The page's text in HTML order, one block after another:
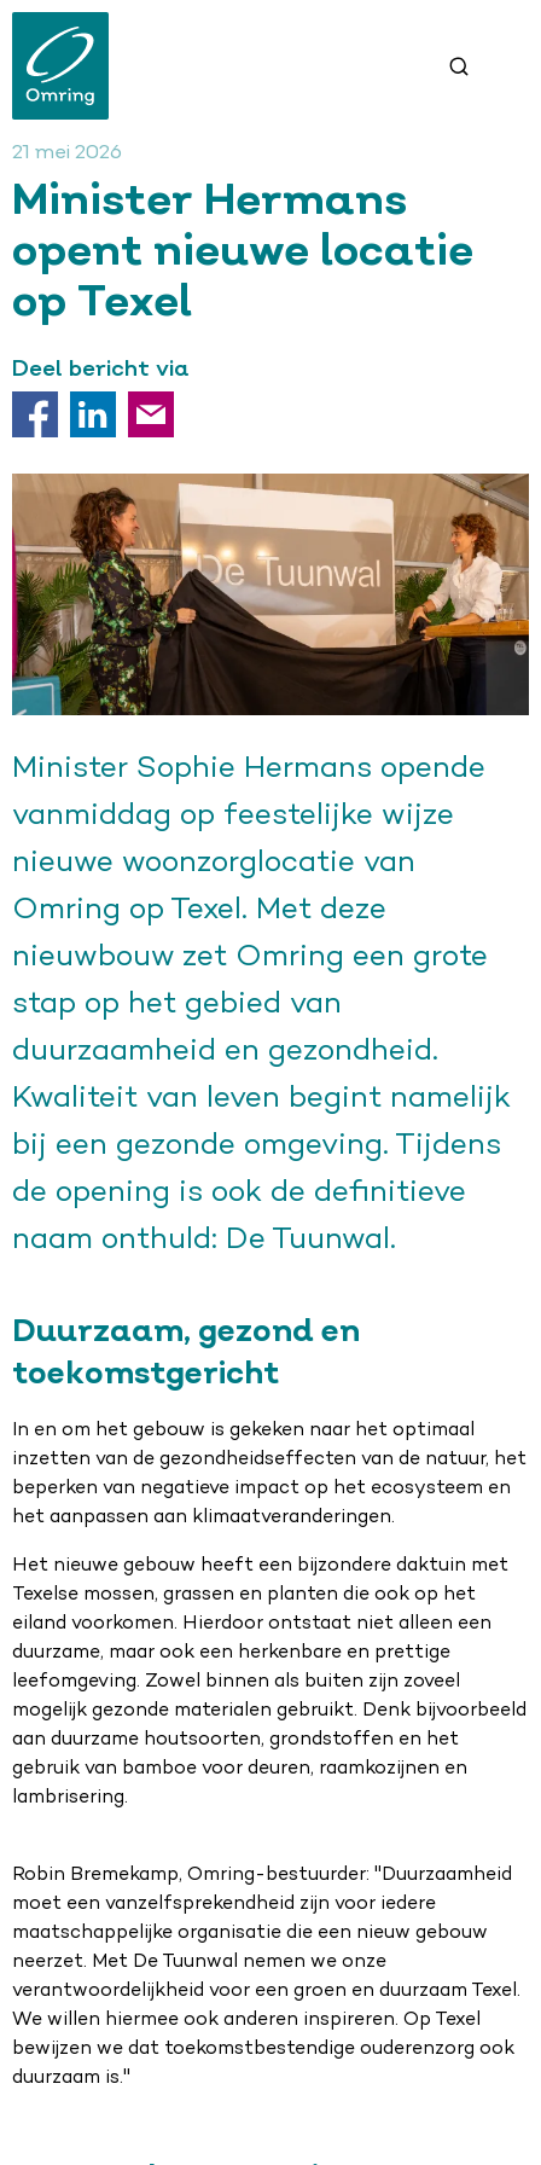
naar
21 mei 2026
Minister Hermans
opent nieuwe locatie
op Texel
Deel bericht via
Minister Sophie Hermans opende
vanmiddag op feestelijke wijze
nieuwe woonzorglocatie van
Omring op Texel. Met deze
nieuwbouw zet Omring een grote
stap op het gebied van
duurzaamheid en gezondheid.
Kwaliteit van leven begint namelijk
bij een gezonde omgeving. Tijdens
de opening is ook de definitieve
naam onthuld: De Tuunwal.
Duurzaam, gezond en
toekomstgericht
In en om het gebouw is gekeken naar het optimaal
inzetten van de gezondheidseffecten van de natuur, het
beperken van negatieve impact op het ecosysteem en
het aanpassen aan klimaatveranderingen.
Het nieuwe gebouw heeft een bijzondere daktuin met
Texelse mossen, grassen en planten die ook op het
eiland voorkomen. Hierdoor ontstaat niet alleen een
duurzame, maar ook een herkenbare en prettige
leefomgeving. Zowel binnen als buiten zijn zoveel
mogelijk gezonde materialen gebruikt. Denk bijvoorbeeld
aan duurzame houtsoorten, grondstoffen en het
gebruik van bamboe voor deuren, raamkozijnen en
lambrisering.
Robin Bremekamp, Omring-bestuurder: "Duurzaamheid
moet een vanzelfsprekendheid zijn voor iedere
maatschappelijke organisatie die een nieuw gebouw
neerzet. Met De Tuunwal nemen we onze
verantwoordelijkheid voor een groen en duurzaam Texel.
We willen hiermee ook anderen inspireren. Op Texel
bewijzen we dat toekomstbestendige ouderenzorg ook
duurzaam is."